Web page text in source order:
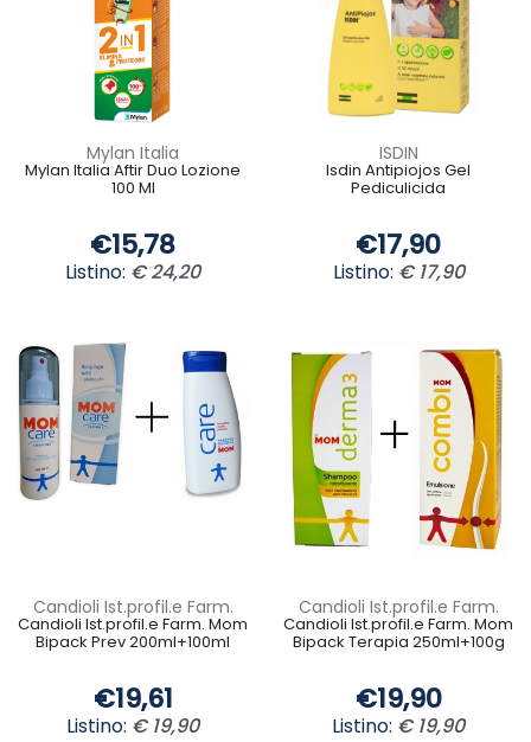
Mylan Italia
Mylan Italia Aftir Duo Lozione
100 Ml
€15,78
Listino: € 24,20
ISDIN
Isdin Antipiojos Gel
Pediculicida
€17,90
Listino: € 17,90
Candioli Ist.profil.e Farm.
Candioli Ist.profil.e Farm. Mom
Bipack Prev 200ml+100ml
€19,61
Listino: € 19,90
Candioli Ist.profil.e Farm.
Candioli Ist.profil.e Farm. Mom
Bipack Terapia 250ml+100g
€19,90
Listino: € 19,90